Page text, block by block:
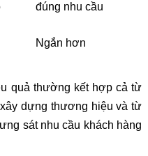
đúng nhu cầu
Ngắn hơn
quả thường kết hợp cả từ
dựng thương hiệu và từ
sát nhu cầu khách hàng